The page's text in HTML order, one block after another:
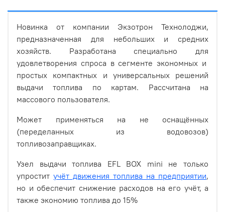
Новинка от компании Экзотрон Технолоджи,
предназначенная для небольших и средних
хозяйств. Разработана специально для
удовлетворения спроса в сегменте экономных и
простых компактных и универсальных решений
выдачи топлива по картам. Рассчитана на
массового пользователя.
Может применяться на не оснащённых
(переделанных из водовозов)
топливозаправщиках.
Узел выдачи топлива EFL BOX mini не только
упростит учёт движения топлива на предприятии,
но и обеспечит снижение расходов на его учёт, а
также экономию топлива до 15%